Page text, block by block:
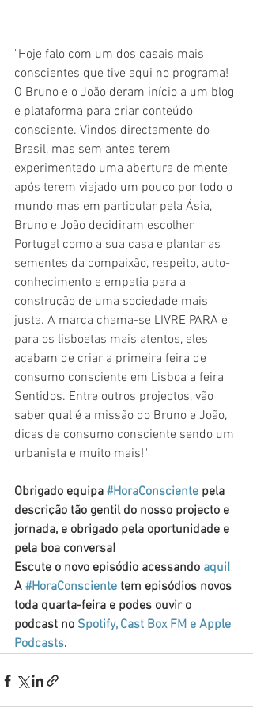
"Hoje falo com um dos casais mais
conscientes que tive aqui no programa!
O Bruno e o João deram início a um blog
e plataforma para criar conteúdo
consciente. Vindos directamente do
Brasil, mas sem antes terem
experimentado uma abertura de mente
após terem viajado um pouco por todo o
mundo mas em particular pela Ásia,
Bruno e João decidiram escolher
Portugal como a sua casa e plantar as
sementes da compaixão, respeito, auto-
conhecimento e empatia para a
construção de uma sociedade mais
justa. A marca chama-se LIVRE PARA e
para os lisboetas mais atentos, eles
acabam de criar a primeira feira de
consumo consciente em Lisboa a feira
Sentidos. Entre outros projectos, vão
saber qual é a missão do Bruno e João,
dicas de consumo consciente sendo um
urbanista e muito mais!"
Obrigado equipa #HoraConsciente pela
descrição tão gentil do nosso projecto e
jornada, e obrigado pela oportunidade e
pela boa conversa!
Escute o novo episódio acessando aqui!
A #HoraConsciente tem episódios novos
toda quarta-feira e podes ouvir o
podcast no Spotify, Cast Box FM e Apple
Podcasts.